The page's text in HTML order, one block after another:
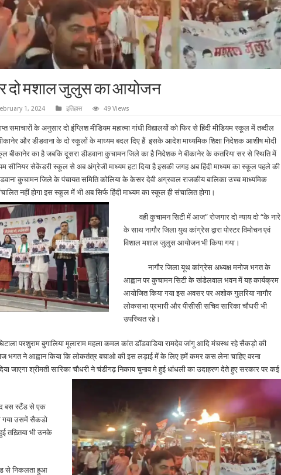
दो मशाल जुलुस का आयोजन
1, 2024 इतिहास 49 Views
समाचारों के अनुसार दो इंग्लिश मीडियम महात्मा गांधी विद्यालयों को फिर से हिंदी मीडियम स्कूल में तब्दील
बीकानेर और डीडवाना के दो स्कूलों के माध्यम बदल दिए हैं इसके आदेश माध्यमिक शिक्षा निदेशक आशीष मोदी
बीकानेर का है जबकि दूसरा डीडवाना कुचामन जिले का है निदेशक ने बीकानेर के कतरिया सर से स्थिति में
सीनियर सेकेंडरी स्कूल से अब अंग्रेजी माध्यम हटा दिया है इसकी जगह अब हिंदी माध्यम का स्कूल पहले की
कुचामन जिले के पंचायत समिति कोलिया के केसर देवी अग्रवाल राजकीय बालिका उच्च माध्यमिक
नहीं होगा इस स्कूल में भी अब सिर्फ हिंदी माध्यम का स्कूल ही संचालित होगा।
वही कुचामन सिटी में आज” रोजगार दो न्याय दो “के नारे
के साथ नागौर जिला युथ कांग्रेस द्वारा पोस्टर विमोचन एवं
विशाल मशाल जुलुस आयोजन भी किया गया।
नागौर जिला यूथ कांग्रेस अध्यक्ष मनोज भगत के
आह्वान पर कुचामन सिटी के खंडेलवाल भवन में यह कार्यक्रम
आयोजित किया गया इस अवसर पर अशोक गुलरिया नागौर
लोकसभा प्रभारी और पीसीसी सचिव सारिका चौधरी भी
उपस्थित रहे।
परशुराम बुगालिया मूलाराम महला कमल कांत डॉडवाडिया रामदेव जांगू आदि मंचस्थ रहे सैकड़ो की
भगत ने आह्वान किया कि लोकतंत्र बचाओ की इस लड़ाई में के लिए हमें कमर कस लेना चाहिए वरना
जाएगा श्रीमती सारिका चौधरी ने चंडीगढ़ निकाय चुनाव मे हुई धांधली का उदाहरण देते हुए सरकार पर कई
स्टैंड से एक
गया उसमें सैकडो
तख़्तिया भी उनके
निकलता हुआ